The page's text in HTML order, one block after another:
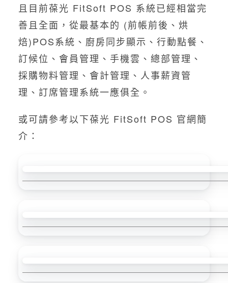
且目前葆光 FitSoft POS 系統已經相當完
善且全面，從最基本的 (前帳前後、烘
焙)POS系統、廚房同步顯示、行動點餐、
訂候位、會員管理、手機雲、總部管理、
採購物料管理、會計管理、人事薪資管
理、訂席管理系統一應俱全。
或可請參考以下葆光 FitSoft POS 官網簡
介：